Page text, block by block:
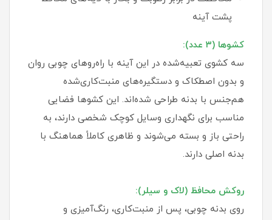
پشت آینه
کشوها (۳ عدد):
سه کشوی تعبیه‌شده در این آینه با راه‌روهای چوبی روان
و بدون اصطکاک و دستگیره‌های منبت‌کاری‌شده
هم‌جنس با بدنه طراحی شده‌اند. این کشوها فضایی
مناسب برای نگهداری وسایل کوچک شخصی دارند، به
راحتی باز و بسته می‌شوند و ظاهری کاملاً هماهنگ با
بدنه اصلی دارند.
روکش محافظ (لاک و سیلر):
روی بدنه چوبی، پس از منبت‌کاری، رنگ‌آمیزی و